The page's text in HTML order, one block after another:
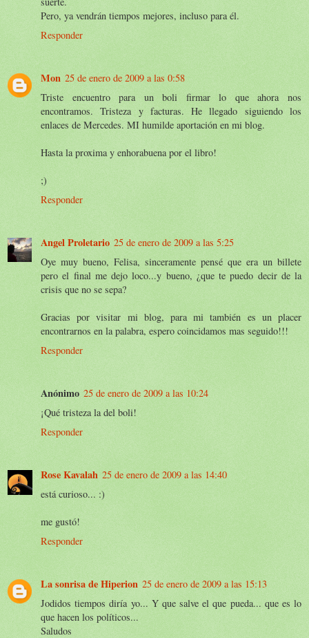
Pero, ya vendrán tiempos mejores, incluso para él.
Responder
Mon 25 de enero de 2009 a las 0:58
Triste encuentro para un boli firmar lo que ahora nos
encontramos. Tristeza y facturas. He llegado siguiendo los
enlaces de Mercedes. MI humilde aportación en mi blog.
Hasta la proxima y enhorabuena por el libro!
;)
Responder
Angel Proletario 25 de enero de 2009 a las 5:25
Oye muy bueno, Felisa, sinceramente pensé que era un billete
pero el final me dejo loco...y bueno, ¿que te puedo decir de la
crisis que no se sepa?
Gracias por visitar mi blog, para mi también es un placer
encontrarnos en la palabra, espero coincidamos mas seguido!!!
Responder
Anónimo 25 de enero de 2009 a las 10:24
¡Qué tristeza la del boli!
Responder
Rose Kavalah 25 de enero de 2009 a las 14:40
está curioso... :)
me gustó!
Responder
La sonrisa de Hiperion 25 de enero de 2009 a las 15:13
Jodidos tiempos diría yo... Y que salve el que pueda... que es lo
que hacen los políticos...
Saludos